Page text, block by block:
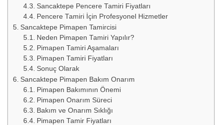
Sancaktepe Pencere Tamiri Fiyatları
Pencere Tamiri İçin Profesyonel Hizmetler
Sancaktepe Pimapen Tamircisi
Neden Pimapen Tamiri Yapılır?
Pimapen Tamiri Aşamaları
Pimapen Tamiri Fiyatları
Sonuç Olarak
Sancaktepe Pimapen Bakım Onarım
Pimapen Bakımının Önemi
Pimapen Onarım Süreci
Bakım ve Onarım Sıklığı
Pimapen Tamir Fiyatları